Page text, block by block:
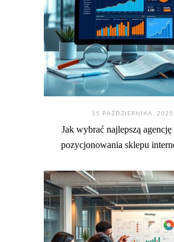
15 PAŹDZIERNIKA. 2025
Jak wybrać najlepszą
pozycjonowania sklepu